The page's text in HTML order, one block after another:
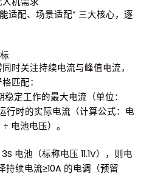
适配、场景适配” 三大核心，逐
时关注持续电流与峰值电流，
匹配：
稳定工作的最大电流（单位：
行时的实际电流（计算公式：电
电池电压）。
电池（标称电压 11.1V），则电
持续电流≥10A 的电调（预留